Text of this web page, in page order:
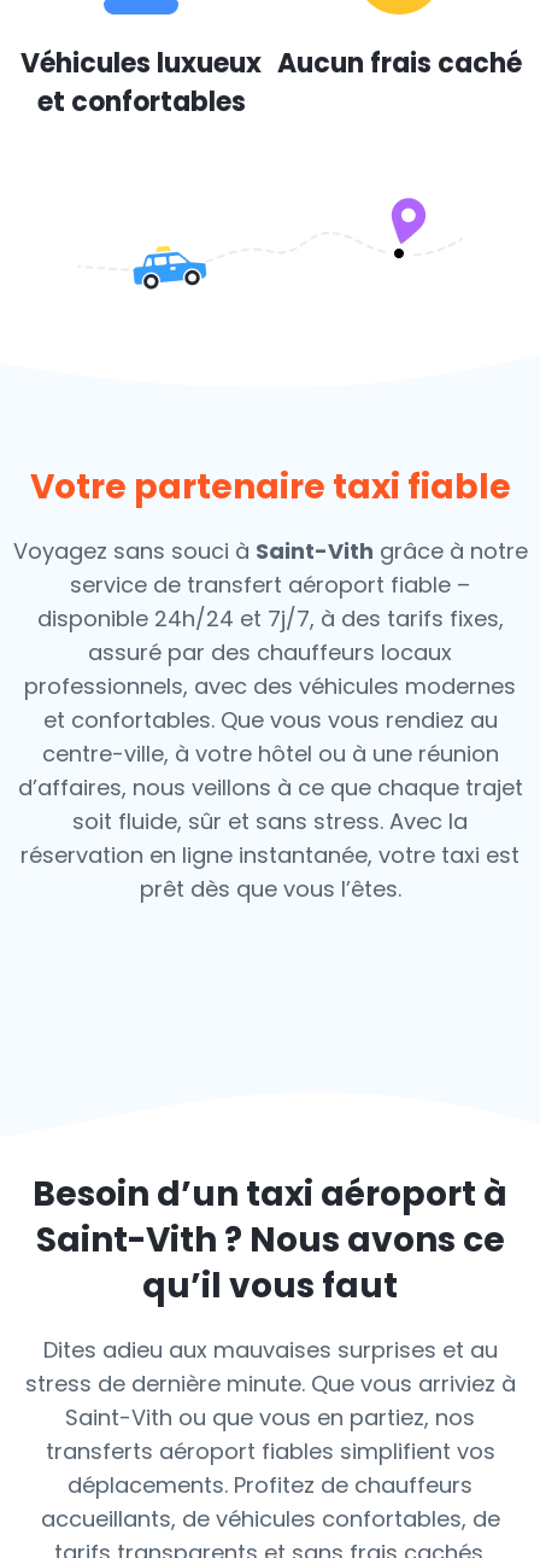
Véhicules luxueux
et confortables
Aucun frais caché
Votre partenaire taxi fiable
Voyagez sans souci à Saint-Vith grâce à notre
service de transfert aéroport fiable –
disponible 24h/24 et 7j/7, à des tarifs fixes,
assuré par des chauffeurs locaux
professionnels, avec des véhicules modernes
et confortables. Que vous vous rendiez au
centre-ville, à votre hôtel ou à une réunion
d’affaires, nous veillons à ce que chaque trajet
soit fluide, sûr et sans stress. Avec la
réservation en ligne instantanée, votre taxi est
prêt dès que vous l’êtes.
Besoin d’un taxi aéroport à
Saint-Vith ? Nous avons ce
qu’il vous faut
Dites adieu aux mauvaises surprises et au
stress de dernière minute. Que vous arriviez à
Saint-Vith ou que vous en partiez, nos
transferts aéroport fiables simplifient vos
déplacements. Profitez de chauffeurs
accueillants, de véhicules confortables, de